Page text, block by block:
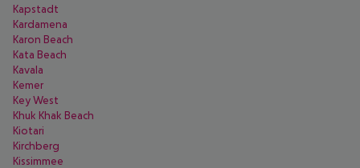
Kapstadt
Kardamena
Karon Beach
Kata Beach
Kavala
Kemer
Key West
Khuk Khak Beach
Kiotari
Kirchberg
Kissimmee